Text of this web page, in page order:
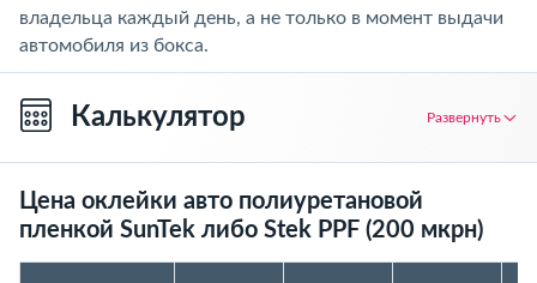
владельца каждый день, а не только в момент выдачи
автомобиля из бокса.
Калькулятор Развернуть
Цена оклейки авто полиуретановой
пленкой SunTek либо Stek PPF (200 мкрн)